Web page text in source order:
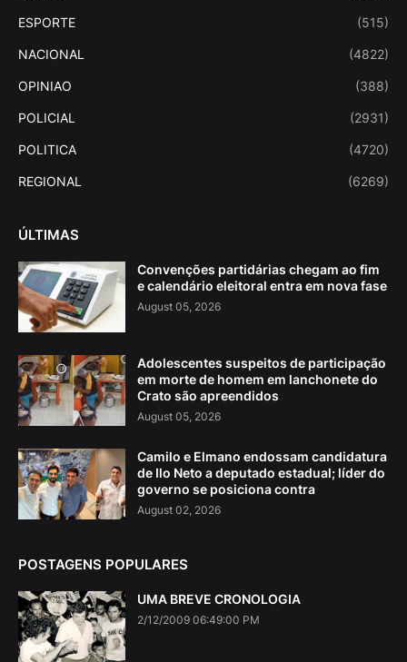
ESPORTE (515)
NACIONAL (4822)
OPINIAO (388)
POLICIAL (2931)
POLITICA (4720)
REGIONAL (6269)
ÚLTIMAS
Convenções partidárias chegam ao fim
e calendário eleitoral entra em nova fase
August 05, 2026
Adolescentes suspeitos de participação
em morte de homem em lanchonete do
Crato são apreendidos
August 05, 2026
Camilo e Elmano endossam candidatura
de Ilo Neto a deputado estadual; líder do
governo se posiciona contra
August 02, 2026
POSTAGENS POPULARES
UMA BREVE CRONOLOGIA
2/12/2009 06:49:00 PM